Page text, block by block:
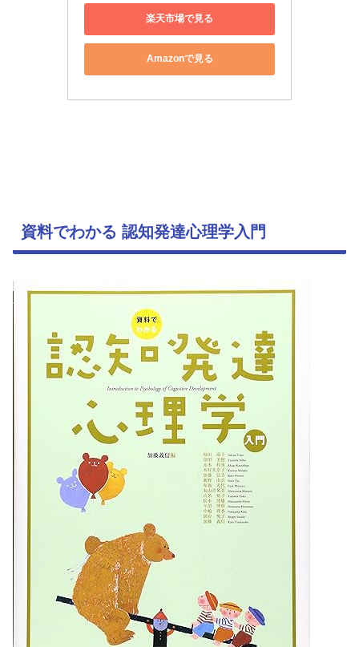
楽天市場で見る
Amazonで見る
資料でわかる 認知発達心理学入門